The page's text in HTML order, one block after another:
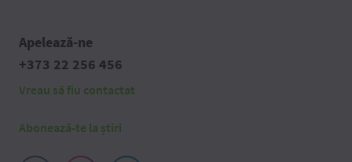
Apelează-ne
+373 22 256 456
Vreau să fiu contactat
Abonează-te la știri